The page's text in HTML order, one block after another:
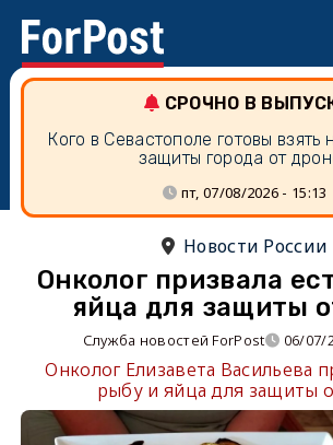
СРОЧНО В
Кого в Севастополе готовы взять
защиты города от
пт, 07/08/2026 - 15:13
Новости России
Онколог призвала
яйца для защиты
Служба новостей ForPost 06/07/
Онколог Елизавета Васильева
рыбу и яйца для защиты